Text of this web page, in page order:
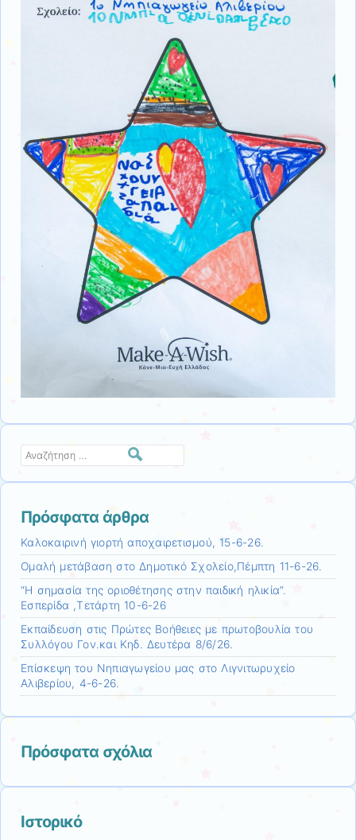
Αναζήτηση
Πρόσφατα άρθρα
Καλοκαιρινή γιορτή αποχαιρετισμού, 15-6-26.
Ομαλή μετάβαση στο Δημοτικό Σχολείο,Πέμπτη 11-6-26.
“Η σημασία της οριοθέτησης στην παιδική ηλικία”.
Εσπερίδα ,Τετάρτη 10-6-26
Εκπαίδευση στις Πρώτες Βοήθειες με πρωτοβουλία του
Συλλόγου Γον.και Κηδ. Δευτέρα 8/6/26.
Επίσκεψη τoυ Νηπιαγωγείου μας στο Λιγνιτωρυχείο
Αλιβερίου, 4-6-26.
Πρόσφατα σχόλια
Ιστορικό